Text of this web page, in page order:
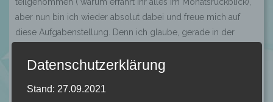
aber nun bin ich wieder absolut dabei und freue mich auf
diese Aufgabenstellung. Denn ich glaube, gerade in der
Einzelbände zu finden. Natürlich, viele Romance Bücher zum
irgendwie ein Teil einer Reihe nur mit anderen Protagonisten.
Datenschutzerklärung
Stand: 27.09.2021